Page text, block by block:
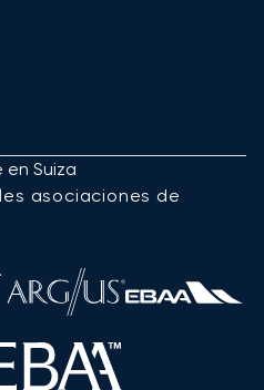
Suiza
asociaciones de